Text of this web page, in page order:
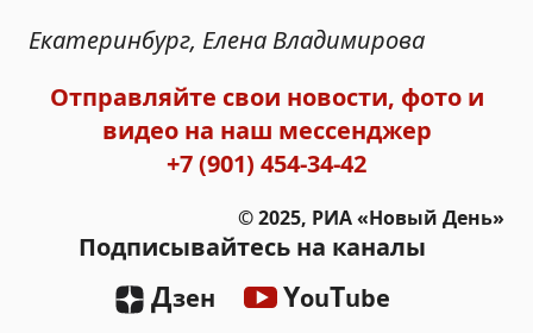
Екатеринбург, Елена Владимирова
Отправляйте свои новости, фото и
видео на наш мессенджер
+7 (901) 454-34-42
© 2025, РИА «Новый День»
Подписывайтесь на каналы
Дзен YouTube